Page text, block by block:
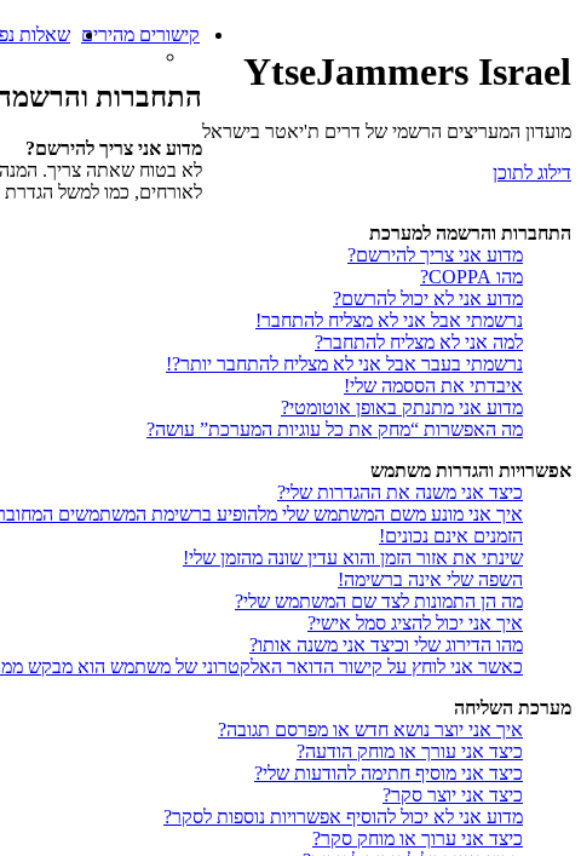
YtseJammers Israel
מועדון המעריצים הרשמי של דרים ת'יאטר בישראל
דילוג לתוכן
קישורים מהירים שאלות
התחברות והרשמה למערכת
מדוע אני צריך להירשם?
מהו COPPA?
מדוע אני לא יכול להרשם?
נרשמתי אבל אני לא מצליח להתחבר!
למה אני לא מצליח להתחבר?
נרשמתי בעבר אבל אני לא מצליח להתחבר יותר?!
איבדתי את הססמה שלי!
מדוע אני מתנתק באופן אוטומטי?
מה האפשרות “מחק את כל עוגיות המערכת” עושה?
אפשרויות והגדרות משתמש
כיצד אני משנה את ההגדרות שלי?
איך אני מונע משם המשתמש שלי מלהופיע ברשימת המשתמשים
הזמנים אינם נכונים!
שינתי את אזור הזמן והוא עדין שונה מהזמן שלי!
השפה שלי אינה ברשימה!
מה הן התמונות לצד שם המשתמש שלי?
איך אני יכול להציג סמל אישי?
מהו הדירוג שלי וכיצד אני משנה אותו?
כאשר אני לוחץ על קישור הדואר האלקטרוני של משתמש הוא מבקש
מערכת השליחה
איך אני יוצר נושא חדש או מפרסם תגובה?
כיצד אני עורך או מוחק הודעה?
כיצד אני מוסיף חתימה להודעות שלי?
כיצד אני יוצר סקר?
מדוע אני לא יכול להוסיף אפשרויות נוספות לסקר?
כיצד אני ערוך או מוחק סקר?
התחברות
מדוע אני צריך להירשם?
לא בטוח שאתה צריך.
לאורחים, כמו למשל